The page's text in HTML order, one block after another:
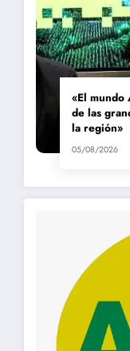
«El mundo
de las
la región»
05/08/2026